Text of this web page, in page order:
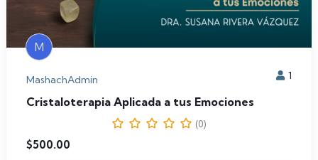
M
MashachAdmin 1
Cristaloterapia Aplicada a tus Emociones
(0)
$500.00